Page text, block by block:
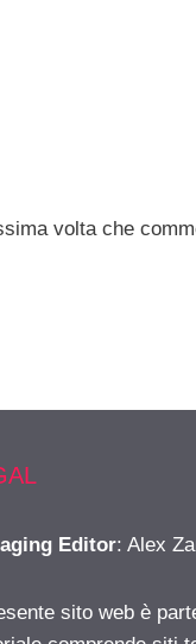
volta che
Editor: Alex
sito web è